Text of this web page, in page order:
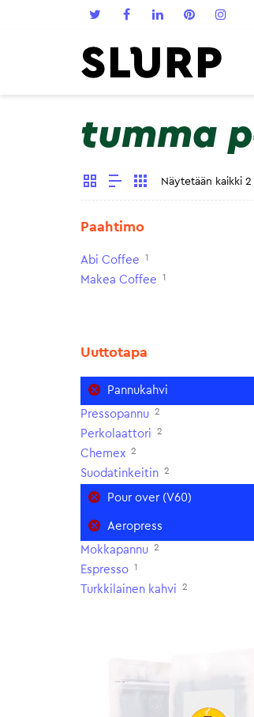
tumma
Näytetään kaikki
Paahtimo
Abi Coffee 1
Makea Coffee 1
Uuttotapa
Pannukahvi
Pressopannu 2
Perkolaattori 2
Chemex 2
Suodatinkeitin 2
Pour over (V60)
Aeropress
Mokkapannu 2
Espresso 1
Turkkilainen kahvi 2